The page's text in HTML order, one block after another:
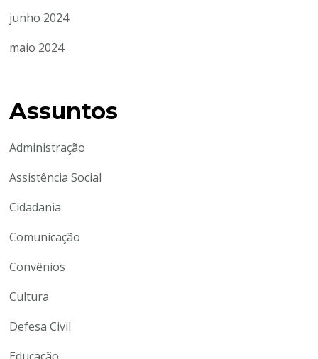
junho 2024
maio 2024
Assuntos
Administração
Assistência Social
Cidadania
Comunicação
Convênios
Cultura
Defesa Civil